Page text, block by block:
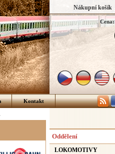
Nákupní košík
Cena:
Kontakt
Oddělení
LOKOMOTIVY